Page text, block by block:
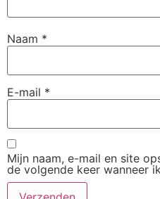
Naam *
E-mail *
Mijn naam, e-mail en site
de volgende keer wanneer